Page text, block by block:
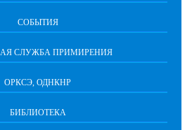
СОБЫТИЯ
СЛУЖБА ПРИМИРЕНИЯ
ОРКСЭ, ОДНКНР
БИБЛИОТЕКА